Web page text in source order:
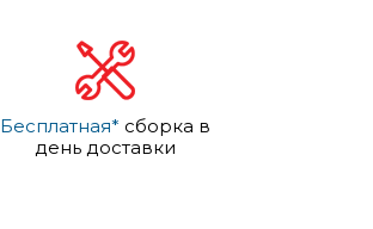
Бесплатная* сборка в
день доставки